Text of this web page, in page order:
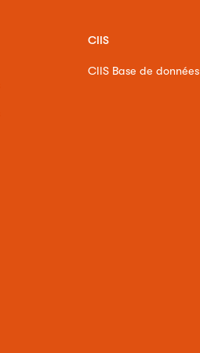
CIIS
CIIS Base de données